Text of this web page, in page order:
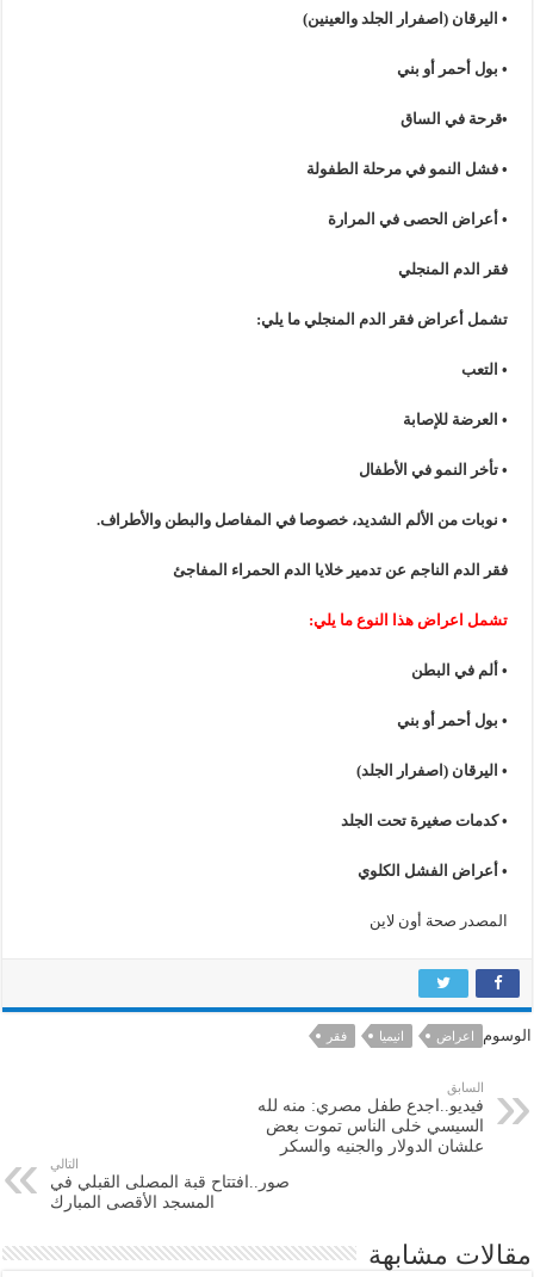
• اليرقان ( اصفرار الجلد و العينين)
• بول أحمر أو بني
•قرحة في الساق
• فشل النمو في مرحلة الطفولة
• أعراض الحصى في المرارة
فقر الدم المنجلي
تشمل أعراض فقر الدم المنجلي ما يلي:
• التعب
• العرضة للإصابة
•تأخر النمو في الأطفال
• نوبات من الألم الشديد، خصوصا في المفاصل و البطن و الأطراف.
فقر الدم الناجم عن تدمير خلايا الدم الحمراء المفاجئ
تشمل اعراض هذا النوع ما يلي:
• ألمفي البطن
• بول أحمر أو بني
• اليرقان ( اصفرار الجلد)
•كدمات صغيرة تحت الجلد
• أعراض الفشل الكلوي
المصدر صحة أون لاين
الوسوم اعراض انيميا فقر
السابق
فيديو..اجدع طفل مصري: منه لله
السيسي خلى الناس تموت بعض
علشان الدولار والجنيه والسكر
التالي
صور..افتتاح قبة المصلى القبلي في
المسجد الأقصى المبارك
مقالات مشابهة